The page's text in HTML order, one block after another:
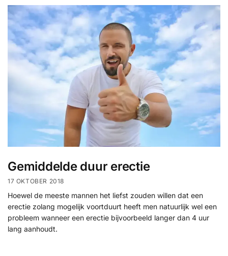
Gemiddelde duur erectie
17 OKTOBER 2018
Hoewel de meeste mannen het liefst zouden willen dat een
erectie zolang mogelijk voortduurt heeft men natuurlijk wel een
probleem wanneer een erectie bijvoorbeeld langer dan 4 uur
lang aanhoudt.